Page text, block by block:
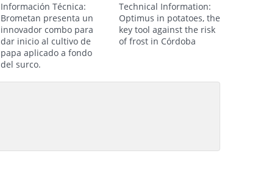
Información Técnica:
Brometan presenta un
innovador combo para
dar inicio al cultivo de
papa aplicado a fondo
del surco.
Technical Information:
Optimus in potatoes, the
key tool against the risk
of frost in Córdoba